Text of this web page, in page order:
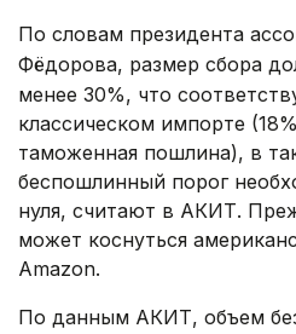
По словам президента
Фёдорова, размер сбора
менее 30%, что
классическом импорте
таможенная пошлина), в
беспошлинный порог
нуля, считают в АКИТ.
может коснуться
Amazon.
По данным АКИТ, объем